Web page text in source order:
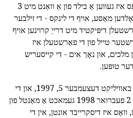
מיטן, אויף אַ זילבער פעלד, עס איז געווען אַ בילד פון אַ וואַנט מיט 3
מאַסע, אויף די לינקס - די זילבער
דיפּיקטיד מיט דרייַ קרוינען אויף
טייל פון די פאַרשטעלן איז
מלכים, און נאָך אים - די קייסעריש
טופּען.
די לעצט ווערסיע פון די בילד באוויליקט דעצעמבער 5, 1997, און די
ענדערונגען צו נעמען ווירקונג 2 פעברואר 1998 געמאכט אַ מאַנטל פון
איז דיסקרייבד אונטן, אין די